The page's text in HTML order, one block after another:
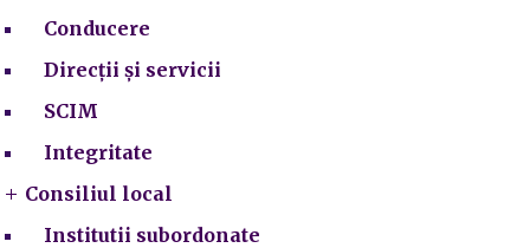
Conducere
Direcții și servicii
SCIM
Integritate
Consiliul local
Institutii subordonate